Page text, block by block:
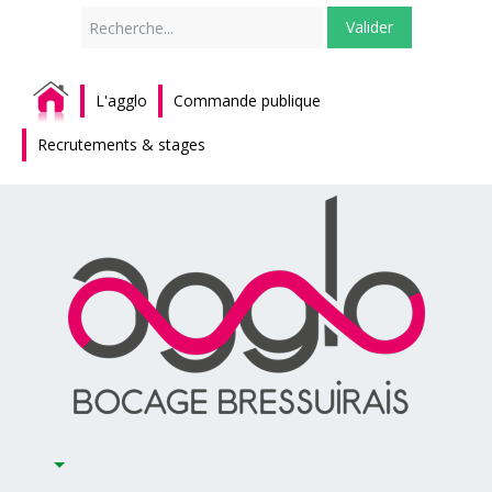
Valider
L'agglo Commande publique
Recrutements & stages